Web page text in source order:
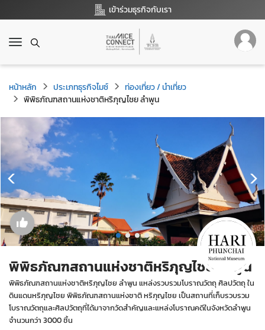
เข้าร่วมธุรกิจกับเรา
T
g
g
l
e
n
g
t
i
n
หน้าหลัก ประเภทธุรกิจไมซ์
ท่องเที่ยว / นำเที่ยว
พิพิธภัณฑสถานแห่งชาติหริภุญไชย ลำพูน
พิพิธภัณฑสถานแห่งชาติหริภุญไชย ลำพูน
พิพิธภัณฑสถานแห่งชาติหริภุญไชย ลำพูน แหล่งรวบรวมโบราณวัตถุ ศิลปวัตถุ ใน
ดินแดนหริภุญไชย พิพิธภัณฑสถานแห่งชาติ หริภุญไชย เป็นสถานที่เก็บรวบรวม
โบราณวัตถุและศิลปวัตถุที่ได้มาจากวัดสำคัญและแหล่งโบราณคดีในจังหวัดลำพูน
จำนวนกว่า 3000 ชิ้น